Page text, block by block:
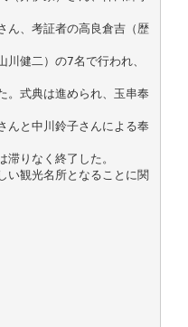
ん、考証者の高良倉吉（歴
健二）の7名で行われ、
。式典は進められ、玉串奉
んと中川鈴子さんによる奉
りなく終了した。
い観光名所となることに関